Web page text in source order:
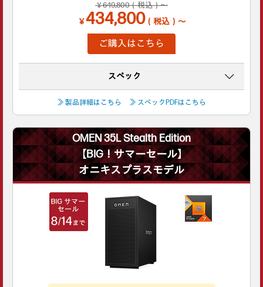
￥649,800（税込）～
￥434,800（税込）～
ご購入はこちら
スペック
≫ 製品詳細はこちら ≫ スペックPDFはこちら
OMEN 35L Stealth Edition
【BIG！サマーセール】
オニキスプラスモデル